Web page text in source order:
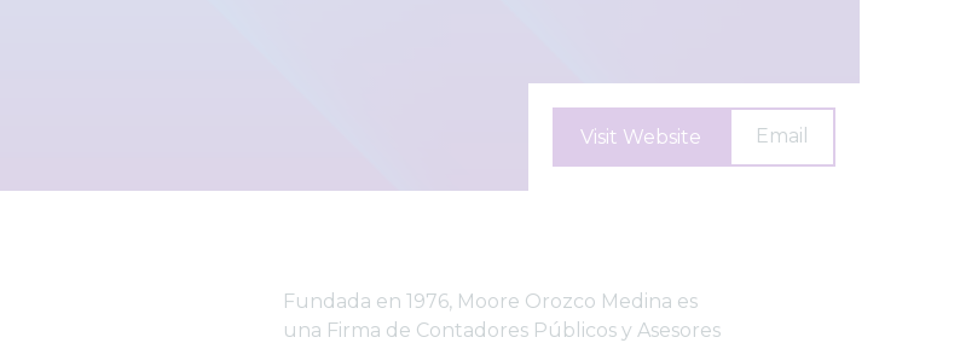
Visit Website Email
Fundada en 1976, Moore Orozco Medina es
una Firma de Contadores Públicos y Asesores